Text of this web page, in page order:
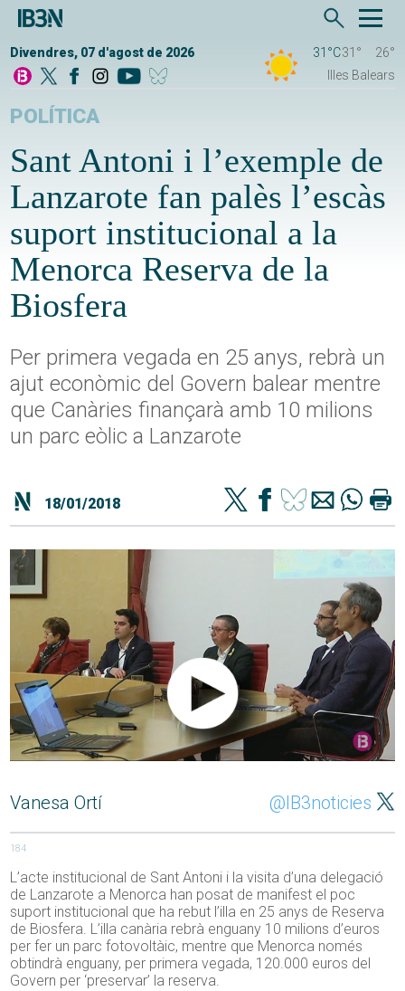
Divendres, 07 d'agost de 2026 31°C31°
26°
Illes Balears
POLÍTICA
Sant Antoni i l’exemple de
Lanzarote fan palès l’escàs
suport institucional a la
Menorca Reserva de la
Biosfera
Per primera vegada en 25 anys, rebrà un
ajut econòmic del Govern balear mentre
que Canàries finançarà amb 10 milions
un parc eòlic a Lanzarote
18/01/2018
Vanesa Ortí @IB3noticies
184
L’acte institucional de Sant Antoni i la visita d’una delegació
de Lanzarote a Menorca han posat de manifest el poc
suport institucional que ha rebut l’illa en 25 anys de Reserva
de Biosfera. L’illa canària rebrà enguany 10 milions d’euros
per fer un parc fotovoltàic, mentre que Menorca només
obtindrà enguany, per primera vegada, 120.000 euros del
Govern per ‘preservar’ la reserva.